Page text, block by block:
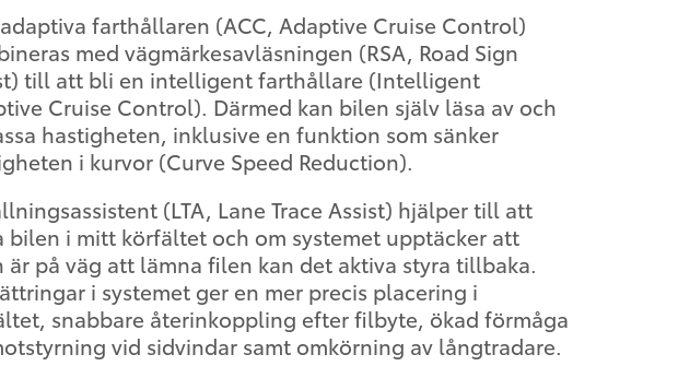
farthållaren (ACC, Adaptive Cruise Control)
med vägmärkesavläsningen (RSA, Road Sign
till att bli en intelligent farthållare (Intelligent
Cruise Control). Därmed kan bilen själv läsa av och
hastigheten, inklusive en funktion som sänker
i kurvor (Curve Speed Reduction).
(LTA, Lane Trace Assist) hjälper till att
bilen i mitt körfältet och om systemet upptäcker att
är på väg att lämna filen kan det aktiva styra tillbaka.
i systemet ger en mer precis placering i
snabbare återinkoppling efter filbyte, ökad förmåga
vid sidvindar samt omkörning av långtradare.